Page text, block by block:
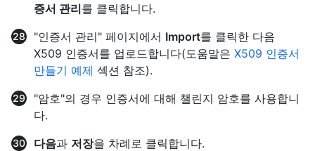
증서 관리를 클릭합니다.
"인증서 관리" 페이지에서 Import를 클릭한 다음
X509 인증서를 업로드합니다(도움말은 X509 인증서
만들기 예제 섹션 참조).
"암호"의 경우 인증서에 대해 챌린지 암호를 사용합니
다.
다음과 저장을 차례로 클릭합니다.